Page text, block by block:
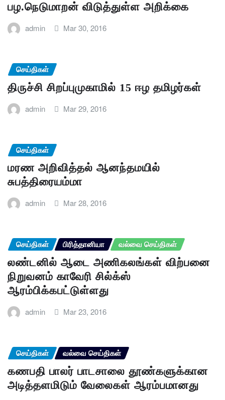
பழ.நெடுமாறன் விடுத்துள்ள அறிக்கை
admin Mar 30, 2016
செய்திகள்
திருச்சி சிறப்புமுகாமில் 15 ஈழ தமிழர்கள்
admin Mar 29, 2016
செய்திகள்
மரண அறிவித்தல் ஆனந்தமயில்
சுபத்திரையம்மா
admin Mar 28, 2016
செய்திகள் பிரித்தானியா வல்வை செய்திகள்
லண்டனில் ஆடை அணிகலங்கள் விற்பனை
நிறுவனம் காவேரி சில்க்ஸ்
ஆரம்பிக்கபட்டுள்ளது
admin Mar 23, 2016
செய்திகள் வல்வை செய்திகள்
கணபதி பாலர் பாடசாலை தூண்களுக்கான
அடித்தளமிடும் வேலைகள் ஆரம்பமானது